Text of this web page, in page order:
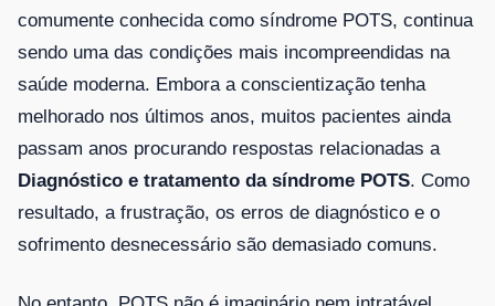
comumente conhecida como síndrome POTS, continua
sendo uma das condições mais incompreendidas na
saúde moderna. Embora a conscientização tenha
melhorado nos últimos anos, muitos pacientes ainda
passam anos procurando respostas relacionadas a
Diagnóstico e tratamento da síndrome POTS. Como
resultado, a frustração, os erros de diagnóstico e o
sofrimento desnecessário são demasiado comuns.